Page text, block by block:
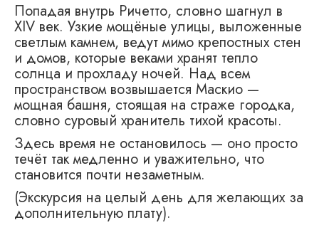
Попадая внутрь Ричетто, словно шагнул в
XIV век. Узкие мощёные улицы, выложенные
светлым камнем, ведут мимо крепостных стен
и домов, которые веками хранят тепло
солнца и прохладу ночей. Над всем
пространством возвышается Маскио —
мощная башня, стоящая на страже городка,
словно суровый хранитель тихой красоты.
Здесь время не остановилось — оно просто
течёт так медленно и уважительно, что
становится почти незаметным.
(Экскурсия на целый день для желающих за
дополнительную плату).